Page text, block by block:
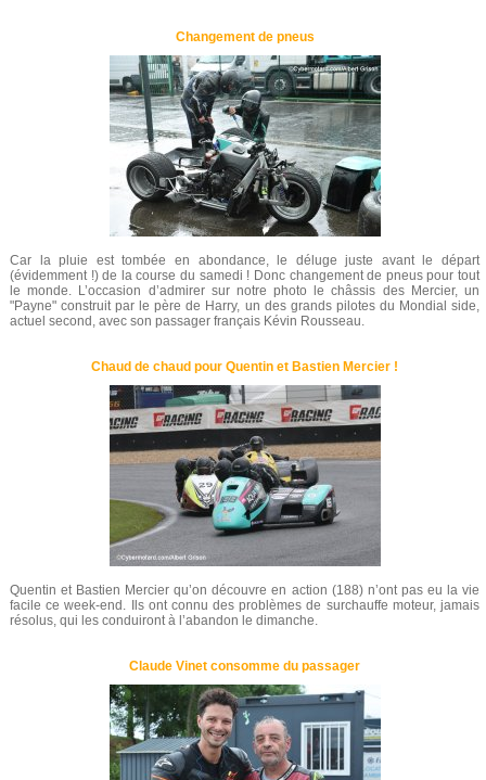
Changement de pneus
Car la pluie est tombée en abondance, le déluge juste avant le départ
(évidemment !) de la course du samedi ! Donc changement de pneus pour tout
le monde. L’occasion d’admirer sur notre photo le châssis des Mercier, un
"Payne" construit par le père de Harry, un des grands pilotes du Mondial side,
actuel second, avec son passager français Kévin Rousseau.
Chaud de chaud pour Quentin et Bastien Mercier !
Quentin et Bastien Mercier qu’on découvre en action (188) n’ont pas eu la vie
facile ce week-end. Ils ont connu des problèmes de surchauffe moteur, jamais
résolus, qui les conduiront à l’abandon le dimanche.
Claude Vinet consomme du passager